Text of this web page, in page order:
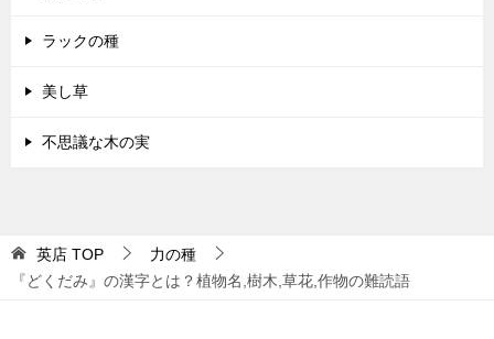
ラックの種
美し草
不思議な木の実
英店 TOP
力の種
『どくだみ』の漢字とは？植物名,樹木,草花,作物の難読語